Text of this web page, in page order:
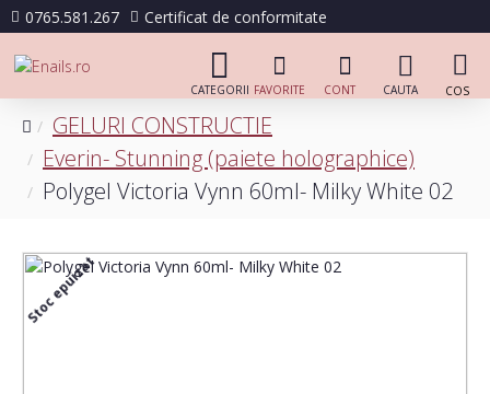
0765.581.267 Certificat de conformitate
GELURI CONSTRUCTIE
Everin- Stunning (paiete holographice)
Polygel Victoria Vynn 60ml- Milky White 02
Stoc epuizat